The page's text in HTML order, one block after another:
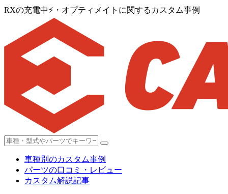
RXの充電中⚡・オプティメイトに関するカスタム事例
車種別のカスタム事例
パーツの口コミ・レビュー
カスタム解説記事